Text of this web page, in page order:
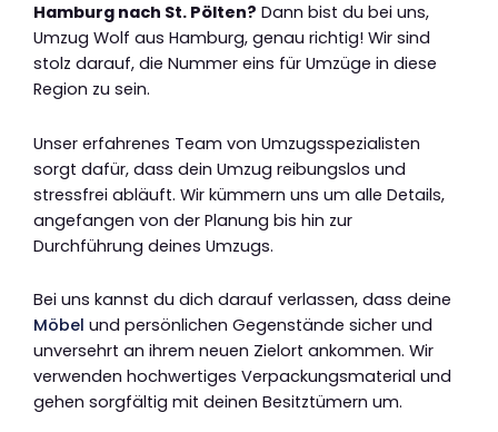
Hamburg nach St. Pölten? Dann bist du bei uns,
Umzug Wolf aus Hamburg, genau richtig! Wir sind
stolz darauf, die Nummer eins für Umzüge in diese
Region zu sein.
Unser erfahrenes Team von Umzugsspezialisten
sorgt dafür, dass dein Umzug reibungslos und
stressfrei abläuft. Wir kümmern uns um alle Details,
angefangen von der Planung bis hin zur
Durchführung deines Umzugs.
Bei uns kannst du dich darauf verlassen, dass deine
Möbel und persönlichen Gegenstände sicher und
unversehrt an ihrem neuen Zielort ankommen. Wir
verwenden hochwertiges Verpackungsmaterial und
gehen sorgfältig mit deinen Besitztümern um.